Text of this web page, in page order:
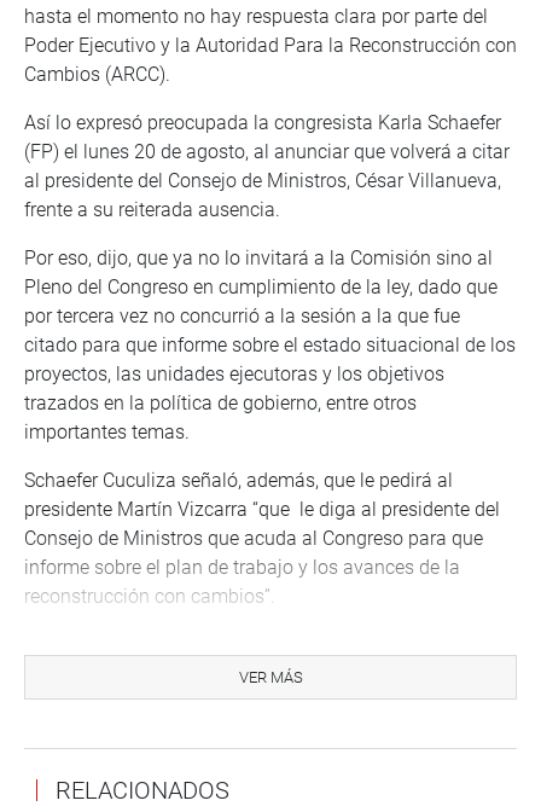
hasta el momento no hay respuesta clara por parte del
Poder Ejecutivo y la Autoridad Para la Reconstrucción con
Cambios (ARCC).
Así lo expresó preocupada la congresista Karla Schaefer
(FP) el lunes 20 de agosto, al anunciar que volverá a citar
al presidente del Consejo de Ministros, César Villanueva,
frente a su reiterada ausencia.
Por eso, dijo, que ya no lo invitará a la Comisión sino al
Pleno del Congreso en cumplimiento de la ley, dado que
por tercera vez no concurrió a la sesión a la que fue
citado para que informe sobre el estado situacional de los
proyectos, las unidades ejecutoras y los objetivos
trazados en la política de gobierno, entre otros
importantes temas.
Schaefer Cuculiza señaló, además, que le pedirá al
presidente Martín Vizcarra “que le diga al presidente del
Consejo de Ministros que acuda al Congreso para que
informe sobre el plan de trabajo y los avances de la
reconstrucción con cambios”.
no generará invulnerabilidad a la población y a los
sectores y que hay otra vez probabilidad de la presencia
una cita con el Primer Mandatario
VER MÁS
RELACIONADOS